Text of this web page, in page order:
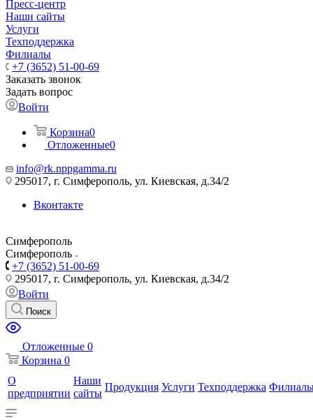
Пресс-центр
Наши сайты
Услуги
Техподдержка
Филиалы
+7 (3652) 51-00-69
Заказать звонок
Задать вопрос
Войти
Корзина0
Отложенные0
info@rk.nppgamma.ru
295017, г. Симферополь, ул. Киевская, д.34/2
Вконтакте
Симферополь
Симферополь
+7 (3652) 51-00-69
295017, г. Симферополь, ул. Киевская, д.34/2
Войти
Поиск
Отложенные 0
Корзина 0
О
предприятии
Наши
сайты
Продукция Услуги Техподдержка